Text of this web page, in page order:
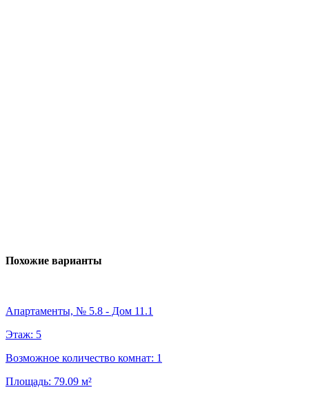
Похожие варианты
Апартаменты, № 5.8 - Дом 11.1
Этаж: 5
Возможное количество комнат: 1
Площадь: 79.09 м²